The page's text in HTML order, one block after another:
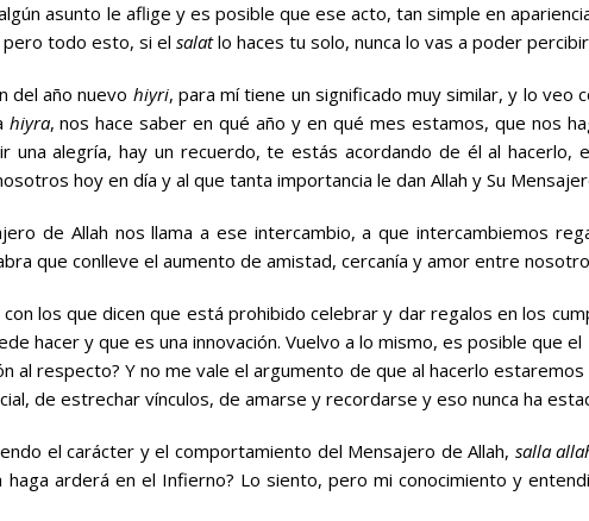
asunto le aflige y es posible que ese acto, tan simple en
todo esto, si el salatlo haces tu solo, nunca lo vas a poder
del año nuevo hiyri, para mí tiene un significado muy similar, y lo veo
hiyra, nos hace saber en qué año y en qué mes estamos, que nos
una alegría, hay un recuerdo, te estás acordando de él al
hoy en día y al que tanta importancia le dan Allah y Su
de Allah nos llama a ese intercambio, a que intercambiemos
que conlleve el aumento de amistad, cercanía y amor entre
los que dicen que está prohibido celebrar y dar regalos en los
hacer y que es una innovación. Vuelvo a lo mismo, es posible que
al respecto? Y no me vale el argumento de que al hacerlo
de estrechar vínculos, de amarse y recordarse y eso nunca ha
el carácter y el comportamiento del Mensajero de Allah, salla
haga arderá en el Infierno? Lo siento, pero mi conocimiento y